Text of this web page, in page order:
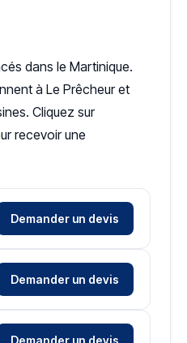
dans le Martinique.
à Le Prêcheur et
Cliquez sur
recevoir une
Demander un devis
Demander un devis
Demander un devis